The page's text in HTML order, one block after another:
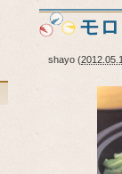
モ
shayo (